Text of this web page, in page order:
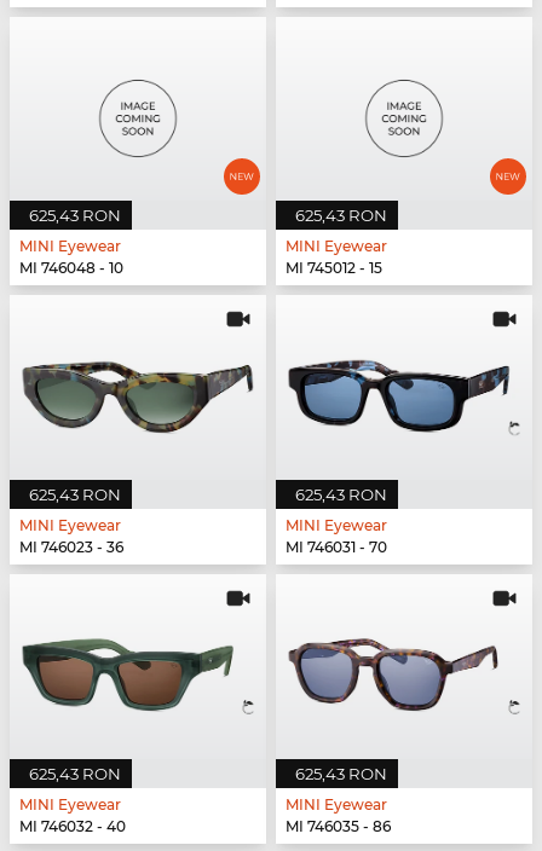
625,43 RON
MINI Eyewear
MI 746048 - 10
625,43 RON
MINI Eyewear
MI 745012 - 15
625,43 RON
MINI Eyewear
MI 746023 - 36
625,43 RON
MINI Eyewear
MI 746031 - 70
625,43 RON
MINI Eyewear
MI 746032 - 40
625,43 RON
MINI Eyewear
MI 746035 - 86